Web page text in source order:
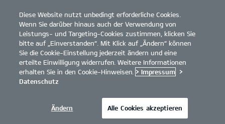
open
menu
Diese Website nutzt unbedingt erforderliche Cookies.
Wenn Sie darüber hinaus auch der Verwendung von
Leistungs- und Targeting-Cookies zustimmen, klicken Sie
bitte auf „Einverstanden“. Mit Klick auf „Ändern“ können
Sie die Cookie-Einstellung jederzeit ändern und eine
erteilte Einwilligung widerrufen. Weitere Informationen
erhalten Sie in den Cookie-Hinweisen. > Impressum >
Datenschutz
Ändern Alle Cookies akzeptieren